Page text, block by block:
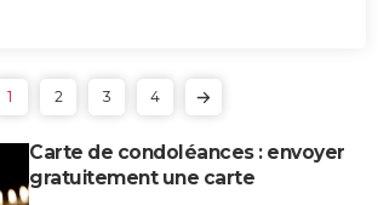
1 2 3 4
Carte de condoléances : envoyer
gratuitement une carte